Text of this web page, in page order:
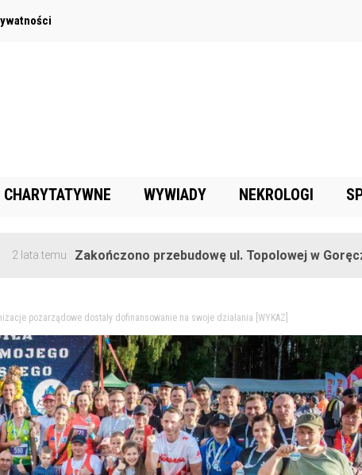
WYWIADY NEKROLOGI
Zakończono przebudowę ul. Topolowej w Goręczynie
pozarządowe dostały dofinansowanie na swoje działania [WYKAZ]